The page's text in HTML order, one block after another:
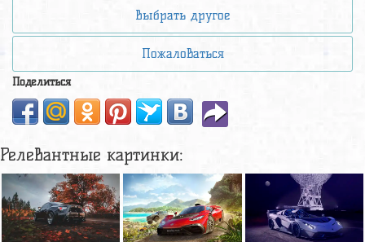
Выбрать другое
Пожаловаться
Поделиться
Релевантные картинки: